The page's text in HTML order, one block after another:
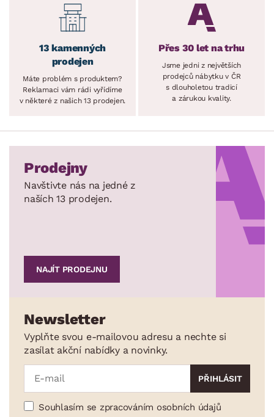
13 kamenných
prodejen
Máte problém s produktem?
Reklamaci vám rádi vyřídíme
v některé z našich 13 prodejen.
Přes 30 let na trhu
Jsme jedni z největších
prodejců nábytku v ČR
s dlouholetou tradicí
a zárukou kvality.
Prodejny
Navštivte nás na jedné z
naších 13 prodejen.
NAJÍT PRODEJNU
Newsletter
Vyplňte svou e-mailovou adresu a nechte si
zasílat akční nabídky a novinky.
Souhlasím se zpracováním osobních údajů